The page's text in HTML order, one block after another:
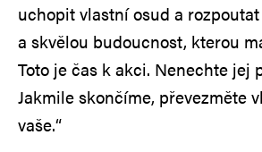
uchopit vlastní osud a
a skvělou budoucnost, kterou
Toto je čas k akci. Nenechte jej
Jakmile skončíme, převezměte
vaše.“